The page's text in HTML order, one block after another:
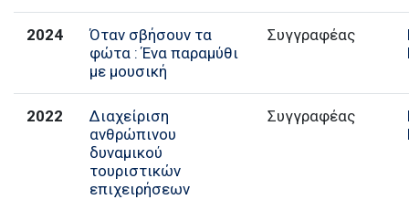
2024
Όταν σβήσουν τα
φώτα : Ένα παραμύθι
με μουσική
Συγγραφέας
2022
Διαχείριση
ανθρώπινου
δυναμικού
τουριστικών
επιχειρήσεων
Συγγραφέας